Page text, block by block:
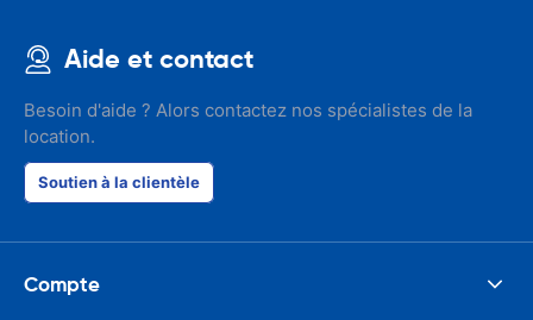
Aide et contact
Besoin d'aide ? Alors contactez nos spécialistes de la
location.
Soutien à la clientèle
Compte